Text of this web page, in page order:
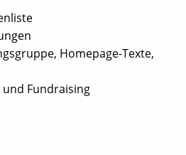
Homepage-Texte,
Fundraising